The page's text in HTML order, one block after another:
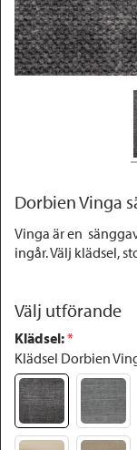
Outlet
Dorbien Vinga
Vinga är en
ingår. Välj klädsel,
Välj utförande
Klädsel: *
Klädsel Dorbien